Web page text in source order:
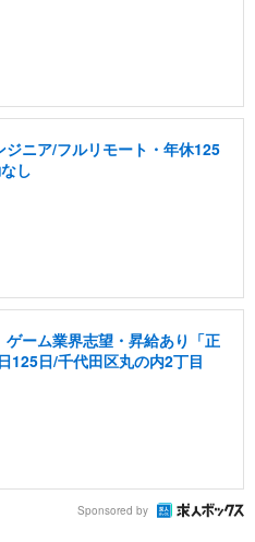
ニア/フルリモート・年休125
し
ーム業界志望・昇給あり「正
125日/千代田区丸の内2丁目
Sponsored by